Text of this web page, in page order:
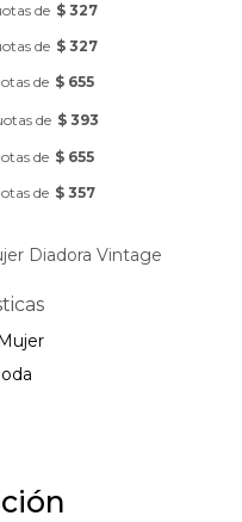
de $ 327
de $ 327
de $ 655
de $ 393
de $ 655
de $ 357
Diadora Vintage